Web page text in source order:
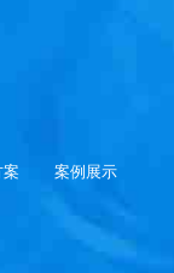
案
案例展示